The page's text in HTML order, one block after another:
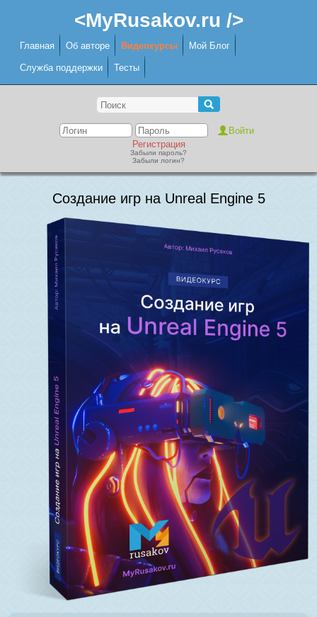
<MyRusakov.ru />
Главная Об авторе Видеокурсы Мой Блог
Служба поддержки Тесты
Регистрация
Забыли пароль?
Забыли логин?
Создание игр на Unreal Engine 5